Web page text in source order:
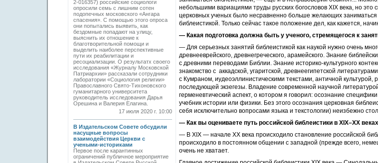
2-016357) российские социологи
опросили семь с лишним сотен
подопечных московского «Ангара
спасения». С помощью этого опроса
они попытались выявить, как
бездомные попадают на улицу,
выяснить их отношение к
благотворительной помощи и
выделить наиболее перспективные
пути их реабилитации и
ресоциализации. О результатх своего
исследования «Журналу Московской
Патриархии» рассказали сотрудники
лаборатории «Социология религии»
Православного Свято-Тихоновского
гуманитарного университета
руководитель исследования Дарья
Орешина и Валерия Елагина.
17 июля 2020 г. 10:00
В Издательском Совете обсудили
насущные вопросы
взаимодействия Церкви с
учеными-историками
Первое после карантинных
ограничений публичное мероприятие
небольшими вариациями труды русских богословов XIX века, но это
церковных ученых было несравненно больше желающих заниматься
библеистикой. Только сейчас такое положение дел, как кажется,
— Какая подготовка должна быть у ученого, стремящегося к
— Для серьезных занятий библеистикой как наукой нужно очень
древнееврейского, древнегреческого, арамейского. Знание
с древними переводами Библии. Знание историко-культурного
знакомство с аккадской, угаритской, древнеегипетской
с Кумраном, иудеоэллинистическими текстами, античной культурой,
последующей экзегезы. Владение современной научной
герменевтический аспект, о котором я говорил: осознание
учебник истории или физики. Без этого осознания церковная
себя исключительно вопросами языка и текстологии) неизбежно
— Как вы оцениваете путь российской библеистики в XIX–XX
— В XIX — начале ХХ века происходило становление российской
происходило в постоянном общении с западной (прежде всего,
очень не хватает.